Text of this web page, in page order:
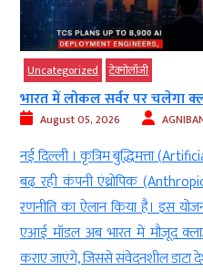
Uncategorized टेक्‍नोलॉजी
भारत में लोकल सर्वर पर चलेगा
August 05, 2026
नई दिल्ली । कृत्रिम बुद्धिमत्ता
बढ़ रही कंपनी एंथ्रोपिक
रणनीति का ऐलान किया है। इस
एआई मॉडल अब भारत में मौजूद
कराए जाएंगे, जिससे संवेदनशील डाटा